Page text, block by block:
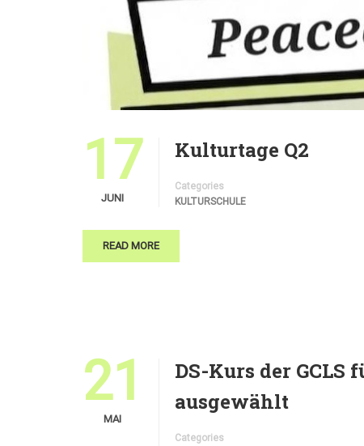
17
JUNI
Kulturtage Q2
Categories
KULTURSCHULE
READ MORE
21
MAI
DS-Kurs der GCLS
ausgewählt
Categories